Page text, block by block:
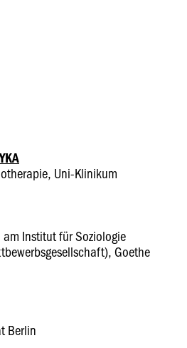
Uni-Klinikum
Institut für Soziologie
Goethe
Berlin